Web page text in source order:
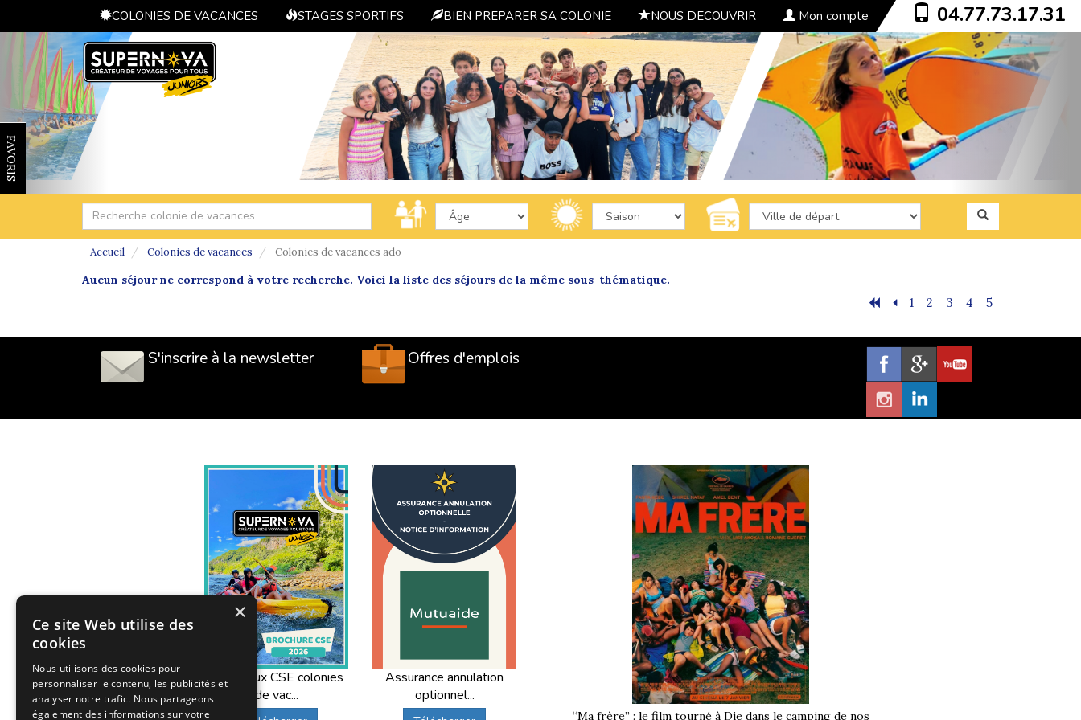
COLONIES DE VACANCES STAGES SPORTIFS BIEN PREPARER SA COLONIE NOUS DECOUVRIR Mon compte 04.77.73.17.31
FAVORIS
Accueil Colonies de vacances Colonies de vacances ado
Aucun séjour ne correspond à votre recherche. Voici la liste des séjours de la même sous-thématique.
1 2 3 4 5
S'inscrire à la newsletter Offres d'emplois
Offres aux CSE colonies
de vac...
Assurance annulation
optionnel...
“Ma frère” : le film tourné à Die dans le camping de nos
×
Ce site Web utilise des
cookies
Nous utilisons des cookies pour
personnaliser le contenu, les publicités et
analyser notre trafic. Nous partageons
également des informations sur votre